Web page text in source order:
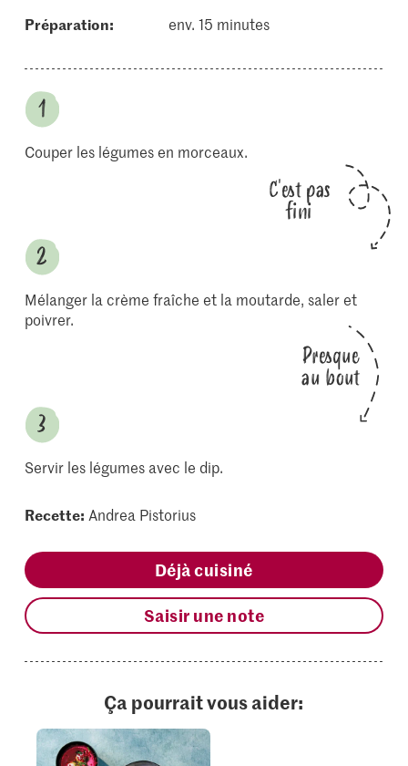
Préparation: env. 15 minutes
Couper les légumes en morceaux.
C'est pas
fini
Mélanger la crème fraîche et la moutarde, saler et
poivrer.
Presque
au bout
Servir les légumes avec le dip.
Recette: Andrea Pistorius
Déjà cuisiné
Saisir une note
Ça pourrait vous aider: